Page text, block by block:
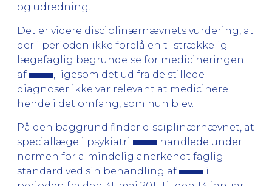
og udredning.
Det er videre disciplinærnævnets vurdering, at
der i perioden ikke forelå en tilstrækkelig
lægefaglig begrundelse for medicineringen
af
, ligesom det ud fra de stillede
diagnoser ikke var relevant at medicinere
hende i det omfang, som hun blev.
På den baggrund finder disciplinærnævnet, at
speciallæge i psykiatri
handlede under
normen for almindelig anerkendt faglig
standard ved sin behandling af
i